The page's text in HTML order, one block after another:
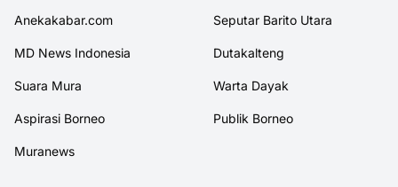
Anekakabar.com Seputar Barito Utara
MD News Indonesia Dutakalteng
Suara Mura Warta Dayak
Aspirasi Borneo Publik Borneo
Muranews